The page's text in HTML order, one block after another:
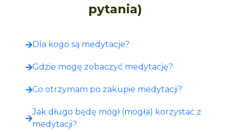
pytania)
Dla kogo są medytacje?
Gdzie mogę zobaczyć medytację?​
Co otrzymam po zakupie medytacji?​
Jak długo będę mógł (mogła) korzystać z
medytacji?